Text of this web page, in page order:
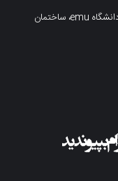
قبرس شمالی، فاماگوستا، خیابان سالامیس، جنب دانشگاه emu، ساختمان